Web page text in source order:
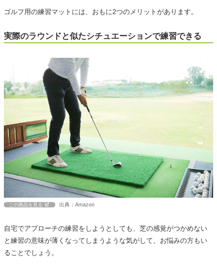
ゴルフ用の練習マットには、おもに2つのメリットがあります。
実際のラウンドと似たシチュエーションで練習できる
この商品を見る 出典：Amazon
自宅でアプローチの練習をしようとしても、芝の感覚がつかめない
と練習の意味が薄くなってしまうような気がして、お悩みの方もい
ることでしょう。